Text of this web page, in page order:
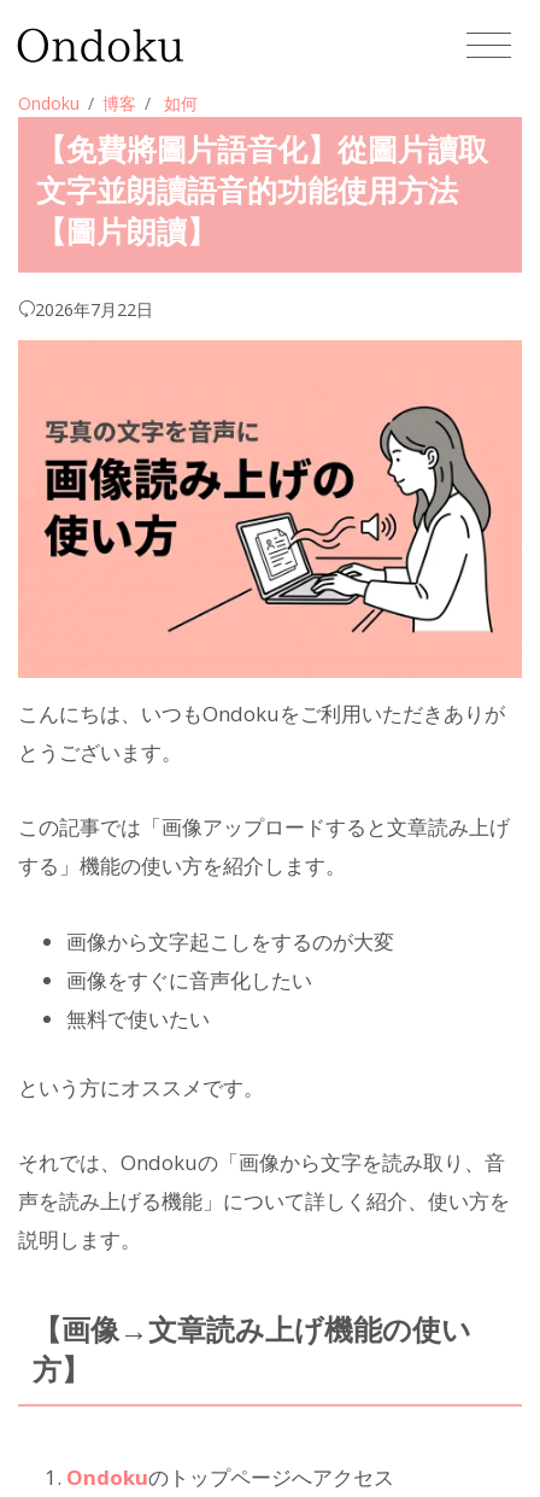
Ondoku 博客 如何
【免費將圖片語音化】從圖片讀取
文字並朗讀語音的功能使用方法
【圖片朗讀】
2026年7月22日
こんにちは、いつもOndokuをご利用いただきありが
とうございます。
この記事では「画像アップロードすると文章読み上げ
する」機能の使い方を紹介します。
画像から文字起こしをするのが大変
画像をすぐに音声化したい
無料で使いたい
という方にオススメです。
それでは、Ondokuの「画像から文字を読み取り、音
声を読み上げる機能」について詳しく紹介、使い方を
説明します。
【画像→文章読み上げ機能の使い
方】
Ondokuのトップページへアクセス